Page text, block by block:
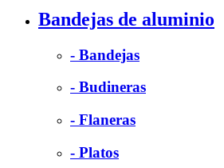
Bandejas de aluminio
- Bandejas
- Budineras
- Flaneras
- Platos